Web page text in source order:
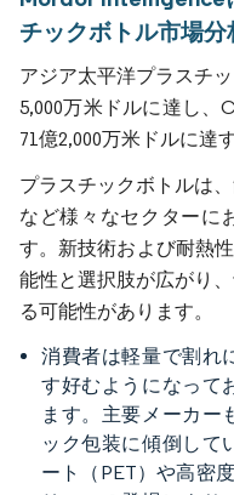
チックボトル市場分
アジア太平洋プラスチ
5,000万米ドルに達し、
71億2,000万米ドルに達
プラスチックボトルは
など様々なセクターに
す。新技術および耐熱
能性と選択肢が広がり
る可能性があります。
消費者は軽量で割れ
す好むようになって
ます。主要メーカー
ック包装に傾倒して
ート（PET）や高密